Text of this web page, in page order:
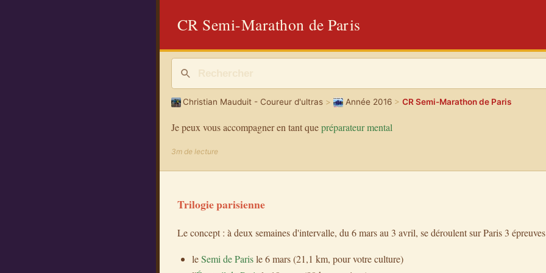
CR Semi-Marathon de Paris
Christian Mauduit - Coureur d'ultras > Année 2016> CR Semi-Marathon de Paris
Je peux vous accompagner en tant quepréparateur mental
3m de lecture
Trilogie parisienne
Le concept : à deux semaines d'intervalle, du 6 mars au 3 avril, se déroulent sur Paris 3
leSemi de Parisle 6 mars (21,1 km, pour votre culture)